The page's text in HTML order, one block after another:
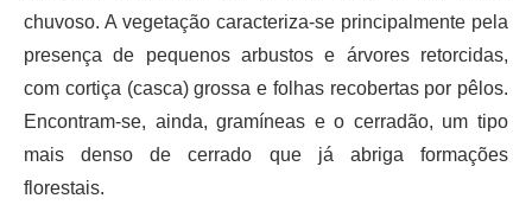
chuvoso. A vegetação caracteriza-se principalmente pela
presença de pequenos arbustos e árvores retorcidas,
com cortiça (casca) grossa e folhas recobertas por pêlos.
Encontram-se, ainda, gramíneas e o cerradão, um tipo
mais denso de cerrado que já abriga formações
florestais.